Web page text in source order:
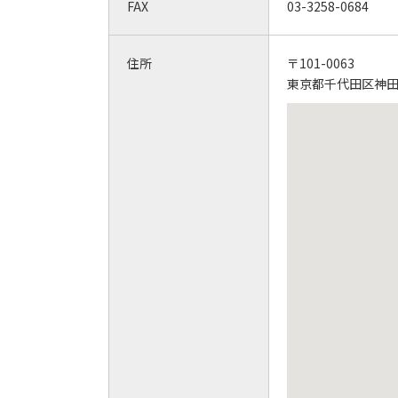
FAX 03-3258-0684
住所
〒101-0063
東京都千代田区神